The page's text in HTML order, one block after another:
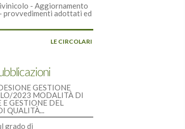
- Aggiornamento
provvedimenti adottati ed
LE CIRCOLARI
GESTIONE
2023 MODALITÀ DI
E GESTIONE DEL
QUALITÀ...
grado di